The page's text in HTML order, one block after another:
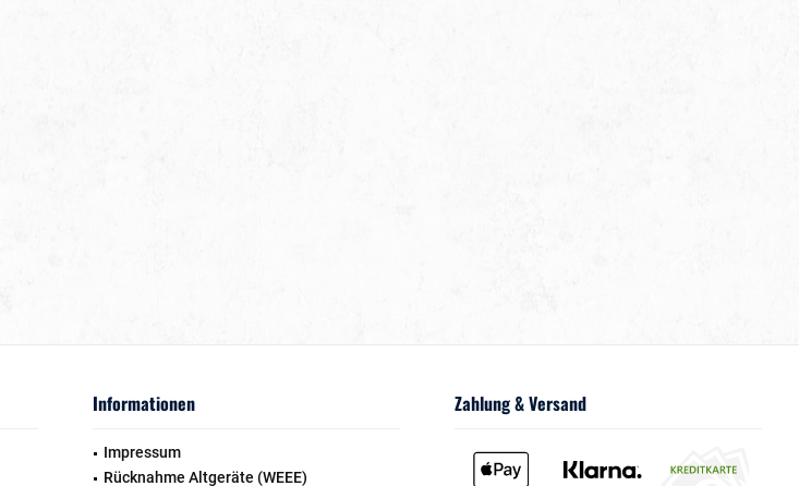
Informationen
Impressum
Rücknahme Altgeräte (WEEE)
Zahlung & Versand